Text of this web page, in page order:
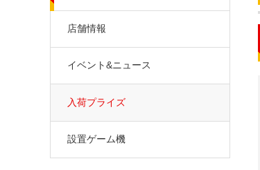
店舗情報
イベント&ニュース
入荷プライズ
設置ゲーム機